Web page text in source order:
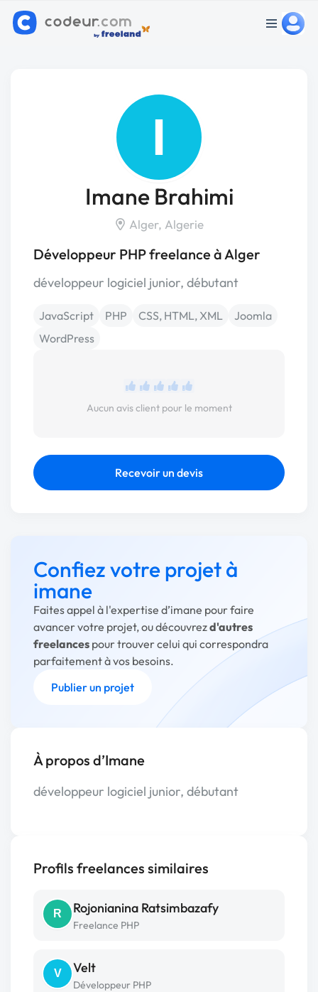
I
Imane Brahimi
Alger, Algerie
Développeur PHP freelance à Alger
développeur logiciel junior, débutant
JavaScript PHP CSS, HTML, XML
Joomla
WordPress
Aucun avis client pour le moment
Recevoir un devis
Confiez votre projet à
imane
Faites appel à l'expertise d’imane pour faire
avancer votre projet, ou découvrezd'autres
freelances pour trouver celui qui correspondra
parfaitement à vos besoins.
Publier un projet
À propos d’Imane
développeur logiciel junior, débutant
Profils freelances similaires
R Rojonianina Ratsimbazafy
Freelance PHP
V Velt
Développeur PHP